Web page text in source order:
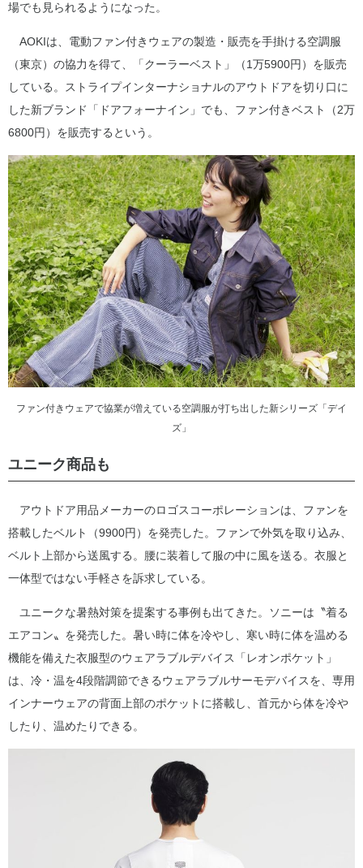
場でも見られるようになった。
AOKIは、電動ファン付きウェアの製造・販売を手掛ける空調服
（東京）の協力を得て、「クーラーベスト」（1万5900円）を販売
している。ストライプインターナショナルのアウトドアを切り口に
した新ブランド「ドアフォーナイン」でも、ファン付きベスト（2万
6800円）を販売するという。
ファン付きウェアで協業が増えている空調服が打ち出した新シリーズ「デイ
ズ」
ユニーク商品も
アウトドア用品メーカーのロゴスコーポレーションは、ファンを
搭載したベルト（9900円）を発売した。ファンで外気を取り込み、
ベルト上部から送風する。腰に装着して服の中に風を送る。衣服と
一体型ではない手軽さを訴求している。
ユニークな暑熱対策を提案する事例も出てきた。ソニーは〝着る
エアコン〟を発売した。暑い時に体を冷やし、寒い時に体を温める
機能を備えた衣服型のウェアラブルデバイス「レオンポケット」
は、冷・温を4段階調節できるウェアラブルサーモデバイスを、専用
インナーウェアの背面上部のポケットに搭載し、首元から体を冷や
したり、温めたりできる。